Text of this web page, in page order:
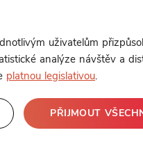
uživatelům
analýze návštěv a
platnou legislativou.
PŘIJMOUT